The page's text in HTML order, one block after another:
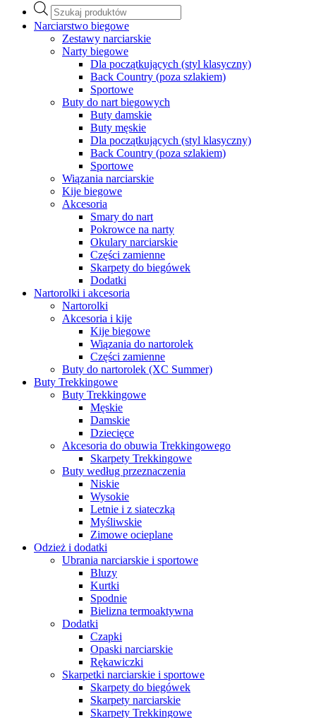
Wyszukiwarka
produktów
Narciarstwo biegowe
Zestawy narciarskie
Narty biegowe
Dla początkujących (styl klasyczny)
Back Country (poza szlakiem)
Sportowe
Buty do nart biegowych
Buty damskie
Buty męskie
Dla początkujących (styl klasyczny)
Back Country (poza szlakiem)
Sportowe
Wiązania narciarskie
Kije biegowe
Akcesoria
Smary do nart
Pokrowce na narty
Okulary narciarskie
Części zamienne
Skarpety do biegówek
Dodatki
Nartorolki i akcesoria
Nartorolki
Akcesoria i kije
Kije biegowe
Wiązania do nartorolek
Części zamienne
Buty do nartorolek (XC Summer)
Buty Trekkingowe
Buty Trekkingowe
Męskie
Damskie
Dziecięce
Akcesoria do obuwia Trekkingowego
Skarpety Trekkingowe
Buty według przeznaczenia
Niskie
Wysokie
Letnie i z siateczką
Myśliwskie
Zimowe ocieplane
Odzież i dodatki
Ubrania narciarskie i sportowe
Bluzy
Kurtki
Spodnie
Bielizna termoaktywna
Dodatki
Czapki
Opaski narciarskie
Rękawiczki
Skarpetki narciarskie i sportowe
Skarpety do biegówek
Skarpety narciarskie
Skarpety Trekkingowe